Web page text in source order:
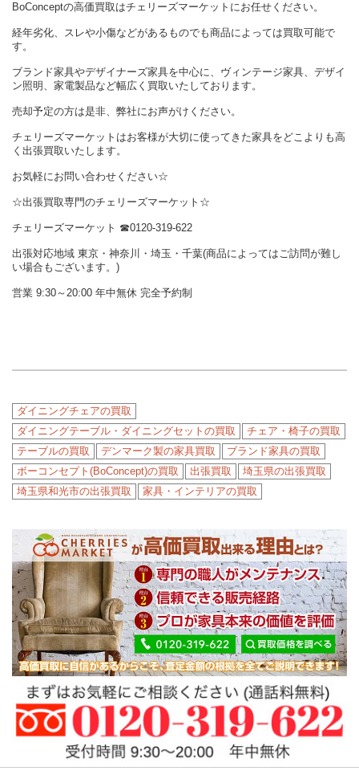
BoConceptの高価買取はチェリーズマーケットにお任せください。
経年劣化、スレや小傷などがあるものでも商品によっては買取可能で
す。
ブランド家具やデザイナーズ家具を中心に、ヴィンテージ家具、デザイ
ン照明、家電製品など幅広く買取いたしております。
売却予定の方は是非、弊社にお声がけください。
チェリーズマーケットはお客様が大切に使ってきた家具をどこよりも高
く出張買取いたします。
お気軽にお問い合わせください☆
☆出張買取専門のチェリーズマーケット☆
チェリーズマーケット ☎︎0120-319-622
出張対応地域 東京・神奈川・埼玉・千葉(商品によってはご訪問が難し
い場合もございます。)
営業 9:30～20:00 年中無休 完全予約制
ダイニングチェアの買取
ダイニングテーブル・ダイニングセットの買取
チェア・椅子の買取
テーブルの買取
デンマーク製の家具買取
ブランド家具の買取
ボーコンセプト(BoConcept)の買取
出張買取
埼玉県の出張買取
埼玉県和光市の出張買取
家具・インテリアの買取